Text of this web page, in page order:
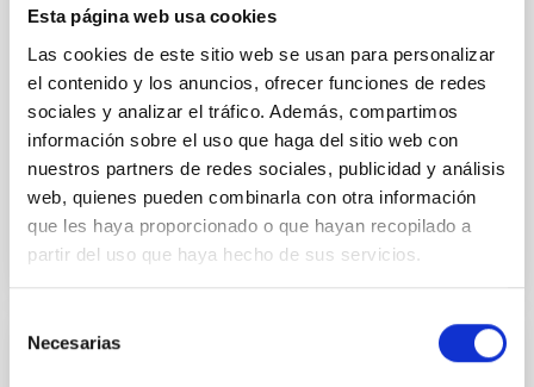
Esta página web usa cookies
Las cookies de este sitio web se usan para personalizar
el contenido y los anuncios, ofrecer funciones de redes
sociales y analizar el tráfico. Además, compartimos
información sobre el uso que haga del sitio web con
nuestros partners de redes sociales, publicidad y análisis
web, quienes pueden combinarla con otra información
que les haya proporcionado o que hayan recopilado a
partir del uso que haya hecho de sus servicios.
Necesarias
formation of cored versus cuspy dark matter profiles.
Methods. We homogeneously analysed
Sarrato-Alós, J. et al.
Fecha de publicación:
BIBCODE 2026A&A...710A..95S
NÚMERO DE CITAS 1